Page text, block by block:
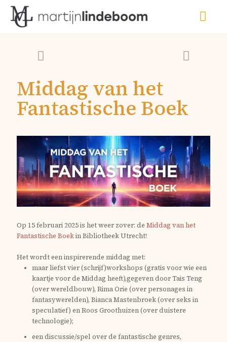
Middag van het
Fantastische Boek
Op 15 februari 2025 is het weer zover: de Middag van het
Fantastische BoekinBibliotheek Utrecht!
Het wordt een inspirerende middag met:
maar liefst vier (schrijf)workshops (gratis voor wie een
kaartje voor de Middag heeft),gegeven door Tais Teng
(over wereldbouw), Rima Orie (over personages in
fantasywerelden), Bianca Mastenbroek (over seks in
speculatief) en Roos Groothuizen (over duistere
technologie);
een discussie/spel over de fantastische genres,